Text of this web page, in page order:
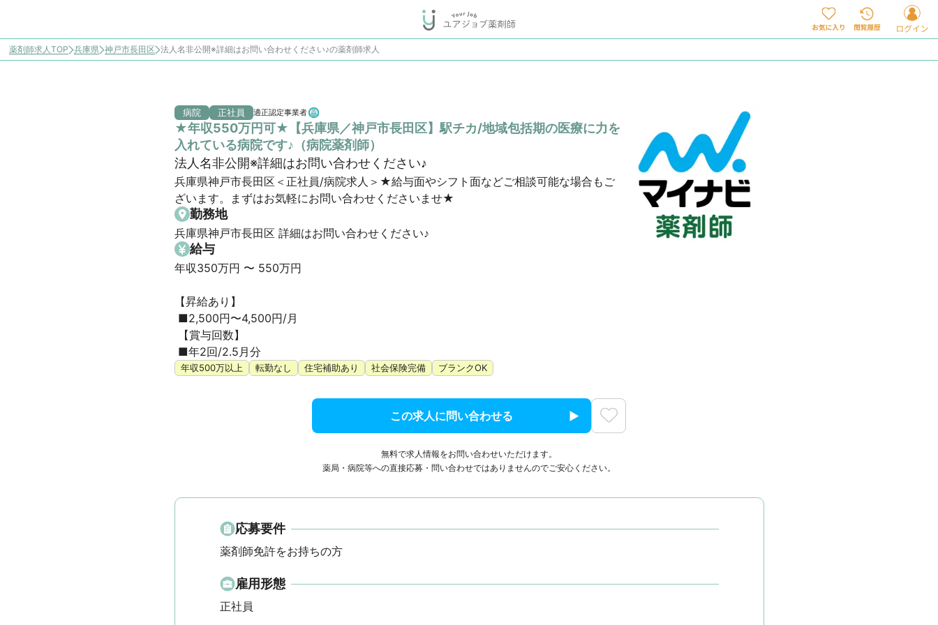
薬剤師求人TOP 兵庫県 神戸市長田区 法人名非公開※詳細はお問い合わせください♪の薬剤師求人
病院 正社員 適正認定事業者
★年収550万円可★【兵庫県／神戸市長田区】駅チカ/地域包括期の医療に力を
入れている病院です♪（病院薬剤師）
法人名非公開※詳細はお問い合わせください♪
兵庫県神戸市長田区＜正社員/病院求人＞★給与面やシフト面などご相談可能な場合もご
ざいます。まずはお気軽にお問い合わせくださいませ★
勤務地
兵庫県神戸市長田区 詳細はお問い合わせください♪
給与
年収350万円 〜 550万円
【昇給あり】
■年2回/2.5月分
年収500万以上 転勤なし 住宅補助あり 社会保険完備 ブランクOK
この求人に問い合わせる
無料で求人情報をお問い合わせいただけます。
薬局・病院等への直接応募・問い合わせではありませんのでご安心ください。
応募要件
薬剤師免許をお持ちの方
雇用形態
正社員